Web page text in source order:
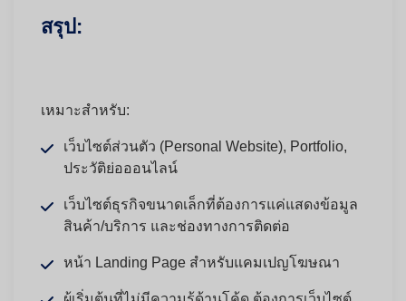
สรุป:
เหมาะสำหรับ:
เว็บไซต์ส่วนตัว (Personal Website), Portfolio,
ประวัติย่อออนไลน์
เว็บไซต์ธุรกิจขนาดเล็กที่ต้องการแค่แสดงข้อมูล
สินค้า/บริการ และช่องทางการติดต่อ
หน้า Landing Page สำหรับแคมเปญโฆษณา